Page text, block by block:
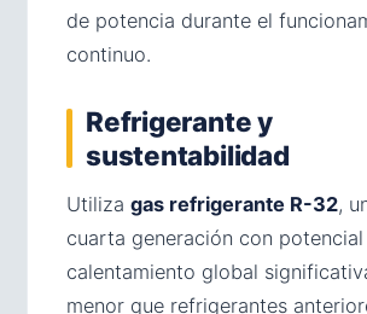
de potencia durante el
continuo.
Refrigerante y
sustentabilidad
Utiliza gas refrigerante R-32,
cuarta generación con
calentamiento global
menor que refrigerantes